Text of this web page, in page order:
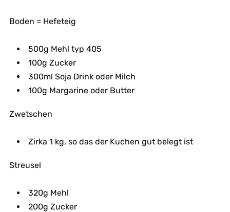
Boden = Hefeteig
500g Mehl typ 405
100g Zucker
300ml Soja Drink oder Milch
100g Margarine oder Butter
Zwetschen
Zirka 1 kg, so das der Kuchen gut belegt ist
Streusel
320g Mehl
200g Zucker